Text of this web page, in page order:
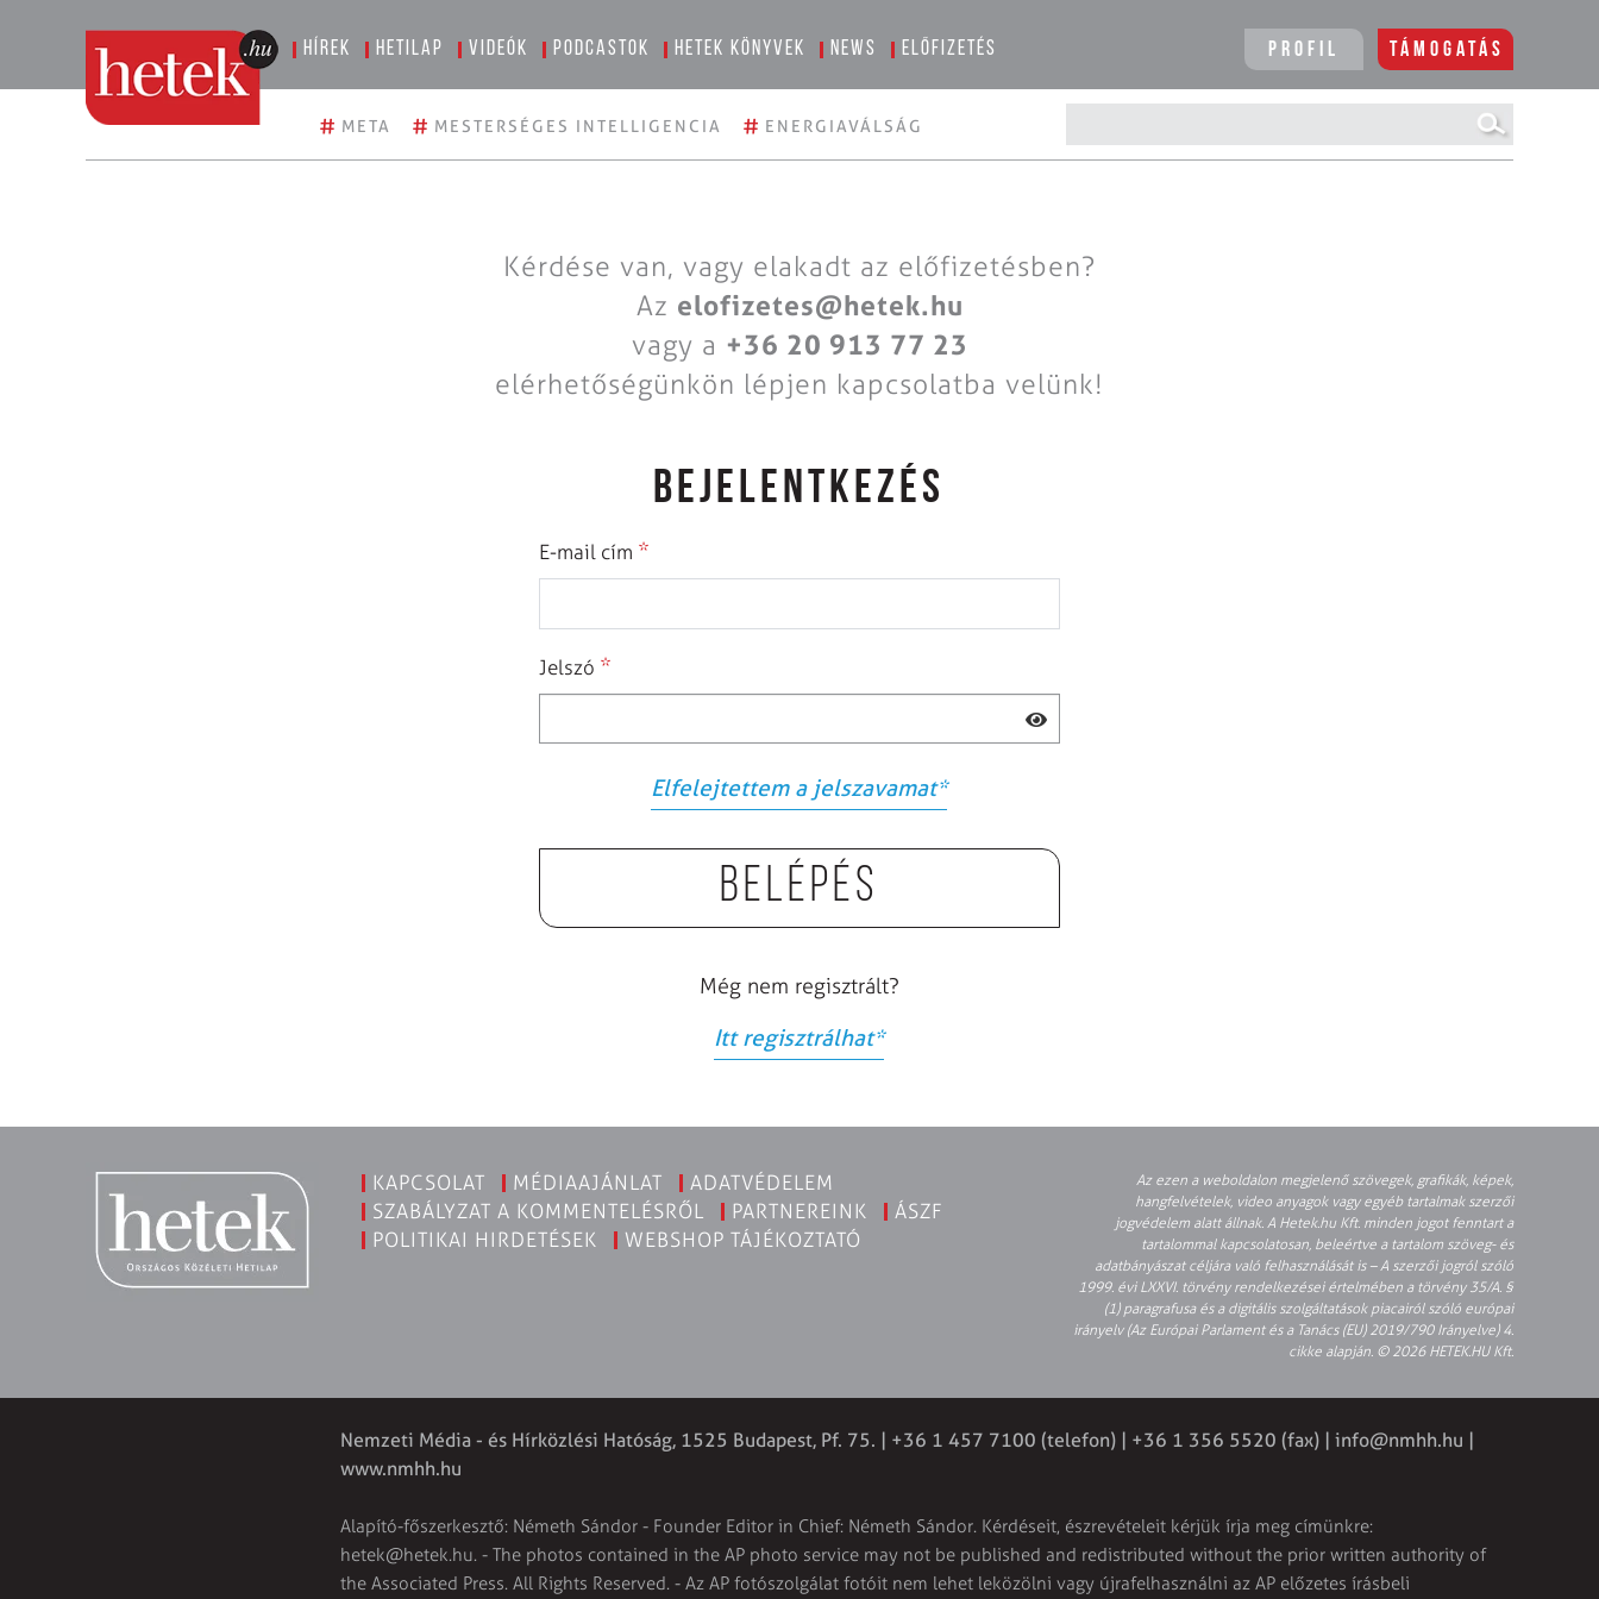
Hírek Hetilap Videók Podcastok Hetek könyvek News Előfizetés Profil Támogatás
# META # MESTERSÉGES INTELLIGENCIA # ENERGIAVÁLSÁG
Kérdése van, vagy elakadt az előfizetésben?
Az elofizetes@hetek.hu
vagy a +36 20 913 77 23
elérhetőségünkön lépjen kapcsolatba velünk!
BEJELENTKEZÉS
E-mail cím *
Jelszó *
Elfelejtettem a jelszavamat*
Belépés
Még nem regisztrált?
Itt regisztrálhat*
KAPCSOLAT MÉDIAAJÁNLAT
ADATVÉDELEM
SZABÁLYZAT A KOMMENTELÉSRŐL
PARTNEREINK
ÁSZF
POLITIKAI HIRDETÉSEK
WEBSHOP TÁJÉKOZTATÓ
Az ezen a weboldalon megjelenő szövegek, grafikák, képek,
hangfelvételek, video anyagok vagy egyéb tartalmak szerzői
jogvédelem alatt állnak. A Hetek.hu Kft. minden jogot fenntart a
tartalommal kapcsolatosan, beleértve a tartalom szöveg- és
adatbányászat céljára való felhasználását is – A szerzői jogról szóló
1999. évi LXXVI. törvény rendelkezései értelmében a törvény 35/A. §
(1) paragrafusa és a digitális szolgáltatások piacairól szóló európai
irányelv (Az Európai Parlament és a Tanács (EU) 2019/790 Irányelve) 4.
cikke alapján. © 2026 HETEK.HU Kft.
Nemzeti Média - és Hírközlési Hatóság, 1525 Budapest, Pf. 75. | +36 1 457 7100 (telefon) | +36 1 356 5520 (fax) | info@nmhh.hu |
www.nmhh.hu
Alapító-főszerkesztő: Németh Sándor - Founder Editor in Chief: Németh Sándor. Kérdéseit, észrevételeit kérjük írja meg címünkre:
hetek@hetek.hu. - The photos contained in the AP photo service may not be published and redistributed without the prior written authority of
the Associated Press. All Rights Reserved. - Az AP fotószolgálat fotóit nem lehet leközölni vagy újrafelhasználni az AP előzetes írásbeli